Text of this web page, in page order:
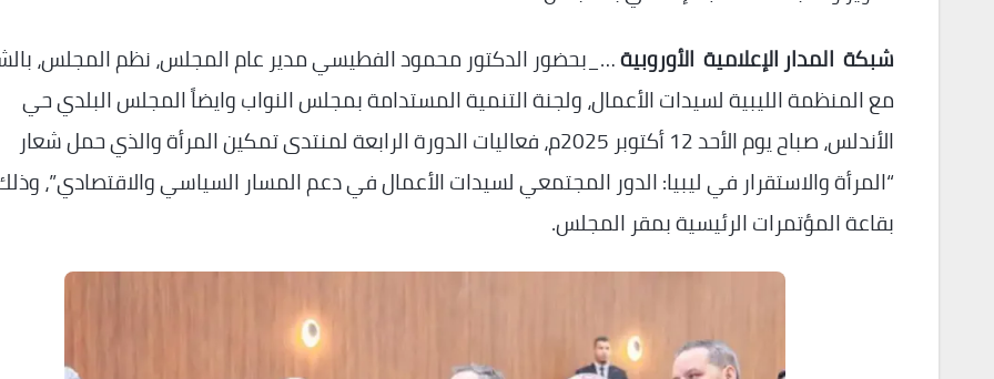
شبكة المدار الإعلامية الأوروبية…_بحضور الدكتور محمود الفطيسي مدير عام المجلس، نظم المجلس،
مع المنظمة الليبية لسيدات الأعمال، ولجنة التنمية المستدامة بمجلس النواب وايضاً المجلس البلدي حي
الأندلس، صباح يوم الأحد 12 أكتوبر 2025م، فعاليات الدورة الرابعة لمنتدى تمكين المرأة والذي حمل شعار
“المرأة والاستقرار في ليبيا: الدور المجتمعي لسيدات الأعمال في دعم المسار السياسي والاقتصادي”،
بقاعة المؤتمرات الرئيسية بمقر المجلس.